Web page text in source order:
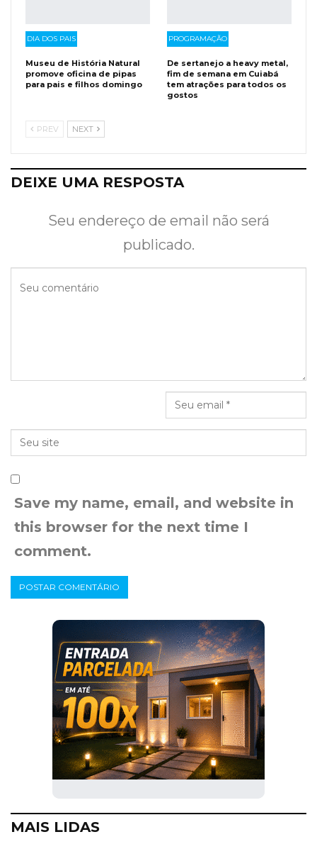
DIA DOS PAIS
Museu de História Natural
promove oficina de pipas
para pais e filhos domingo
PROGRAMAÇÃO
De sertanejo a heavy metal,
fim de semana em Cuiabá
tem atrações para todos os
gostos
PREV NEXT
DEIXE UMA RESPOSTA
Seu endereço de email não será
publicado.
Save my name, email, and website in
this browser for the next time I
comment.
MAIS LIDAS